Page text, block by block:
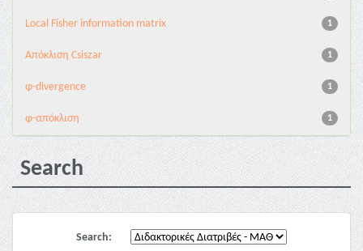
1
Local Fisher information matrix
1
Απόκλιση Csiszar
1
φ-divergence
1
φ-απόκλιση
Search
Search: